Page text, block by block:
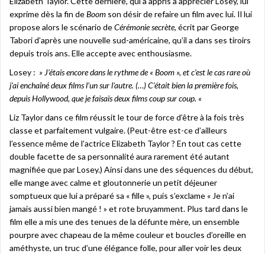
exprime dès la fin deBoom son désir de refaire un film avec lui. Il lui
propose alors le scénario deCérémonie secrète, écrit par George
Tabori d’après une nouvelle sud-américaine, qu’il a dans ses tiroirs
depuis trois ans. Elle accepte avec enthousiasme.
Losey : » J’étais encore dans le rythme de « Boom », et c’est le cas rare où
j’ai enchaîné deux filmsl’un sur l’autre. (…) C’était bien la première fois,
depuis Hollywood, que je faisais deux films coupsur coup. «
Liz Taylor dans ce film réussit le tour de force d’être à la fois très
classe et parfaitement vulgaire. (Peut-être est-ce d’ailleurs
l’essence même de l’actrice Elizabeth Taylor ? En tout cas cette
double facette de sa personnalité aura rarement été autant
magnifiée que par Losey.) Ainsi dans une des séquences du début,
elle mange avec calme et gloutonnerie un petit déjeuner
somptueux que lui a préparé sa « fille », puis s’exclame « Je n’ai
jamais aussi bien mangé ! » et rote bruyamment. Plus tard dans le
film elle a mis une des tenues de la défunte mère, un ensemble
pourpre avec chapeau de la même couleur et boucles d’oreille en
améthyste, un truc d’une élégance folle, pour aller voir les deux